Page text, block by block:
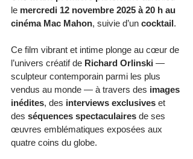
le mercredi 12 novembre 2025 à 20 h au
cinéma Mac Mahon, suivie d’un cocktail.
Ce film vibrant et intime plonge au cœur de
l’univers créatif de Richard Orlinski —
sculpteur contemporain parmi les plus
vendus au monde — à travers des images
inédites, des interviews exclusives et
des séquences spectaculaires de ses
œuvres emblématiques exposées aux
quatre coins du globe.